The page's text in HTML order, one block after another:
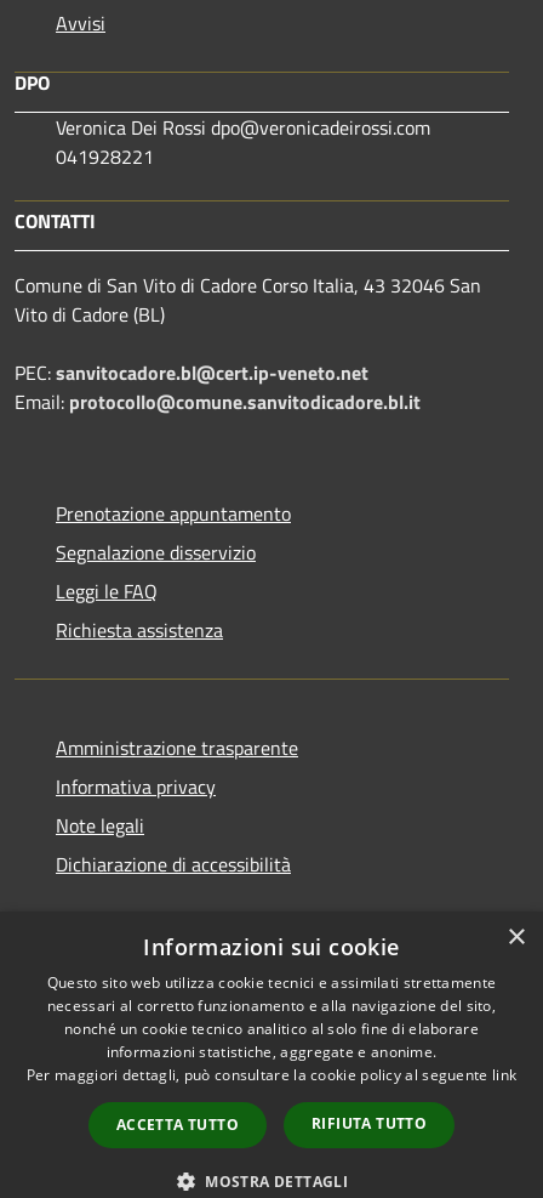
Avvisi
DPO
Veronica Dei Rossi dpo@veronicadeirossi.com
041928221
CONTATTI
Comune di San Vito di Cadore Corso Italia, 43 32046 San
Vito di Cadore (BL)
PEC:sanvitocadore.bl@cert.ip-veneto.net
Email: protocollo@comune.sanvitodicadore.bl.it
Prenotazione appuntamento
Segnalazione disservizio
Leggi le FAQ
Richiesta assistenza
Amministrazione trasparente
Informativa privacy
Note legali
Dichiarazione di accessibilità
RSS
Accessibilità
Copyright © 2026 • Comune di
byMunicipium
Accesso
redazione
×
Informazioni sui cookie
Questo sito web utilizza cookie tecnici e assimilati strettamente
necessari al corretto funzionamento e alla navigazione del sito,
nonché un cookie tecnico analitico al solo fine di elaborare
informazioni statistiche, aggregate e anonime.
Per maggiori dettagli, può consultare la cookie policy al seguente link
ACCETTA TUTTO RIFIUTA TUTTO
MOSTRA DETTAGLI